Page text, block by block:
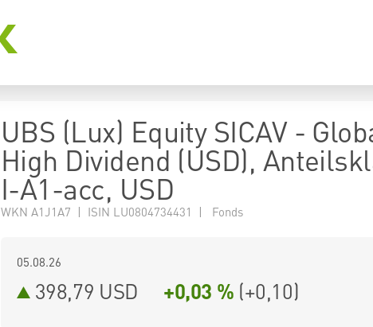
UBS (Lux) Equity SICAV -
High Dividend (USD),
I-A1-acc, USD
WKN A1J1A7 | ISIN LU0804734431 | Fonds
05.08.26
398,79 USD +0,03 % (+0,10)